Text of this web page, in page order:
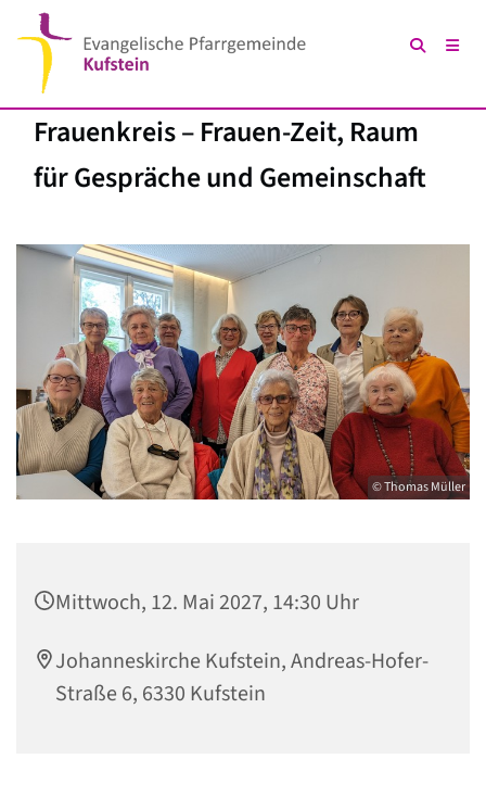
Frauenkreis – Frauen-Zeit, Raum
für Gespräche und Gemeinschaft
© Thomas Müller
Mittwoch, 12. Mai 2027, 14:30 Uhr
Johanneskirche Kufstein, Andreas-Hofer-
Straße 6, 6330 Kufstein